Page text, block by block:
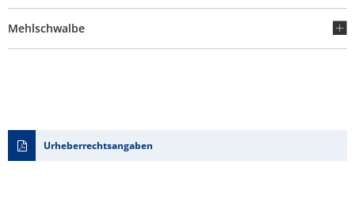
Mehlschwalbe
Urheberrechtsangaben